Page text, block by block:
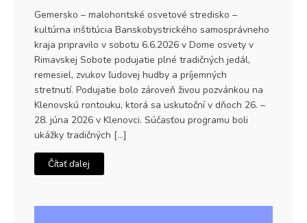
Gemersko – malohontské osvetové stredisko –
kultúrna inštitúcia Banskobystrického samosprávneho
kraja pripravilo v sobotu 6.6.2026 v Dome osvety v
Rimavskej Sobote podujatie plné tradičných jedál,
remesiel, zvukov ľudovej hudby a príjemných
stretnutí. Podujatie bolo zároveň živou pozvánkou na
Klenovskú rontouku, ktorá sa uskutoční v dňoch 26. –
28. júna 2026 v Klenovci. Súčasťou programu boli
ukážky tradičných […]
Čítať ďalej